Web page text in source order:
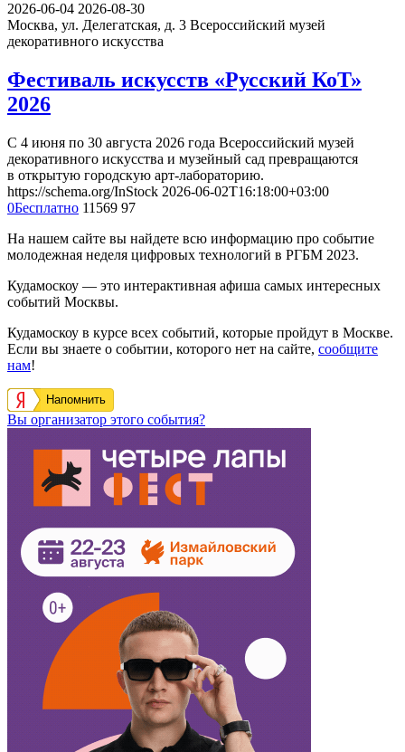
2026-06-04 2026-08-30
Москва, ул. Делегатская, д. 3 Всероссийский музей
декоративного искусства
Фестиваль искусств «Русский КоТ»
2026
С 4 июня по 30 августа 2026 года Всероссийский музей
декоративного искусства и музейный сад превращаются
в открытую городскую арт-лабораторию.
https://schema.org/InStock 2026-06-02T16:18:00+03:00
0Бесплатно 11569 97
На нашем сайте вы найдете всю информацию про событие
молодежная неделя цифровых технологий в РГБМ 2023.
Кудамоскоу — это интерактивная афиша самых интересных
событий Москвы.
Кудамоскоу в курсе всех событий, которые пройдут в Москве.
Если вы знаете о событии, которого нет на сайте, сообщите
нам!
Напомнить
Вы организатор этого события?